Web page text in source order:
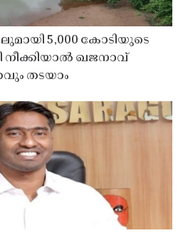
5,000 കോടിയുടെ
നീക്കിയാൽ ഖജനാവ്
തടയാം